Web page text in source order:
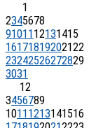
1
2345678
91011 12131415
16171819202122
23242526272829
3031
12
3456789
1011 1213141516